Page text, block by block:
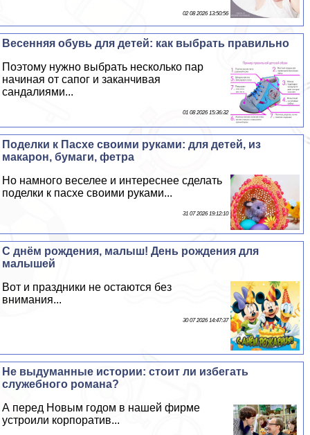
02 08 2026 13:50:56
Весенняя обувь для детей: как выбрать правильно
Поэтому нужно выбрать несколько пар
начиная от сапог и заканчивая
сандалиями...
01 08 2026 15:36:32
Поделки к Пасхе своими руками: для детей, из
макарон, бумаги, фетра
Но намного веселее и интереснее сделать
поделки к пасхе своими руками...
31 07 2026 19:12:10
С днём рождения, малыш! День рождения для
малышей
Вот и праздники не остаются без
внимания...
30 07 2026 14:47:37
Не выдуманные истории: стоит ли избегать
служебного романа?
А перед Новым годом в нашей фирме
устроили корпоратив...